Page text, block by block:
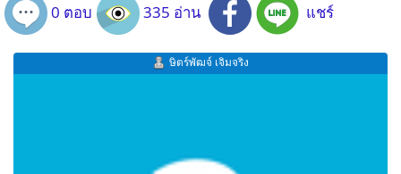
0 ตอบ 335 อ่าน แชร์
ษิตร์พัฒจ์ เจิมจริง